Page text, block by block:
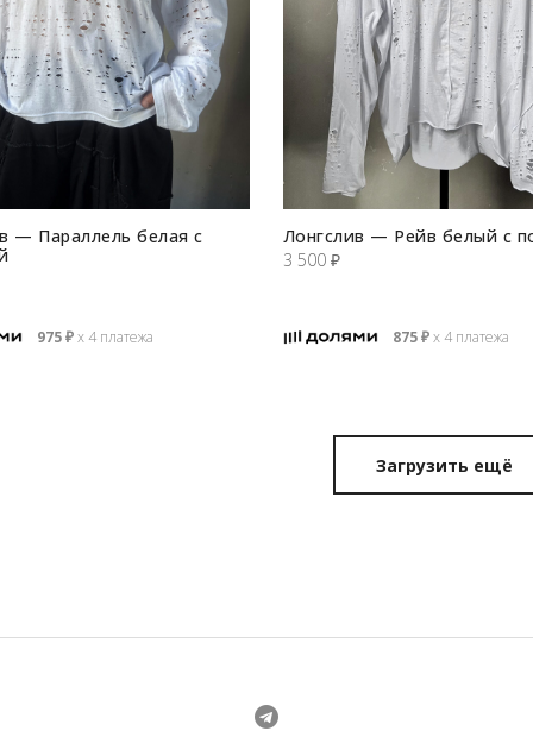
— Параллель белая с
975₽х 4 платежа
Лонгслив — Рейв белый с
3 500 ₽
875₽х 4 платежа